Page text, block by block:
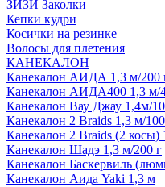
ЗИЗИ Заколки
Кепки кудри
Косички на резинке
Волосы для плетения
КАНЕКАЛОН
Канекалон АИДА 1,3 м/200
Канекалон АИДА400 1,3 м/
Канекалон Вау Джау 1,4м/
Канекалон 2 Braids 1,3 м/
Канекалон 2 Braids (2 косы)
Канекалон Шадэ 1,3 м/200 г
Канекалон Баскервиль
Канекалон Аида Yaki 1,3 м